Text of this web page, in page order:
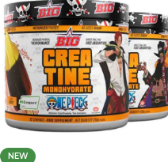
NEW